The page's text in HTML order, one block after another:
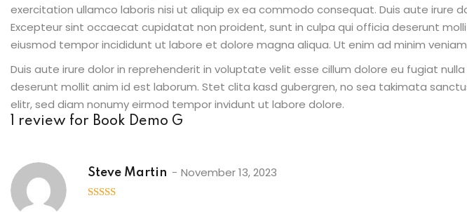
exercitation ullamco laboris nisi ut aliquip ex ea commodo consequat. Duis aute irure
Excepteur sint occaecat cupidatat non proident, sunt in culpa qui officia deserunt
eiusmod tempor incididunt ut labore et dolore magna aliqua. Ut enim ad minim
Duis aute irure dolor in reprehenderit in voluptate velit esse cillum dolore eu fugiat
deserunt mollit anim id est laborum. Stet clita kasd gubergren, no sea takimata
elitr, sed diam nonumy eirmod tempor invidunt ut labore dolore.
1 review for Book Demo G
Steve Martin November 13, 2023